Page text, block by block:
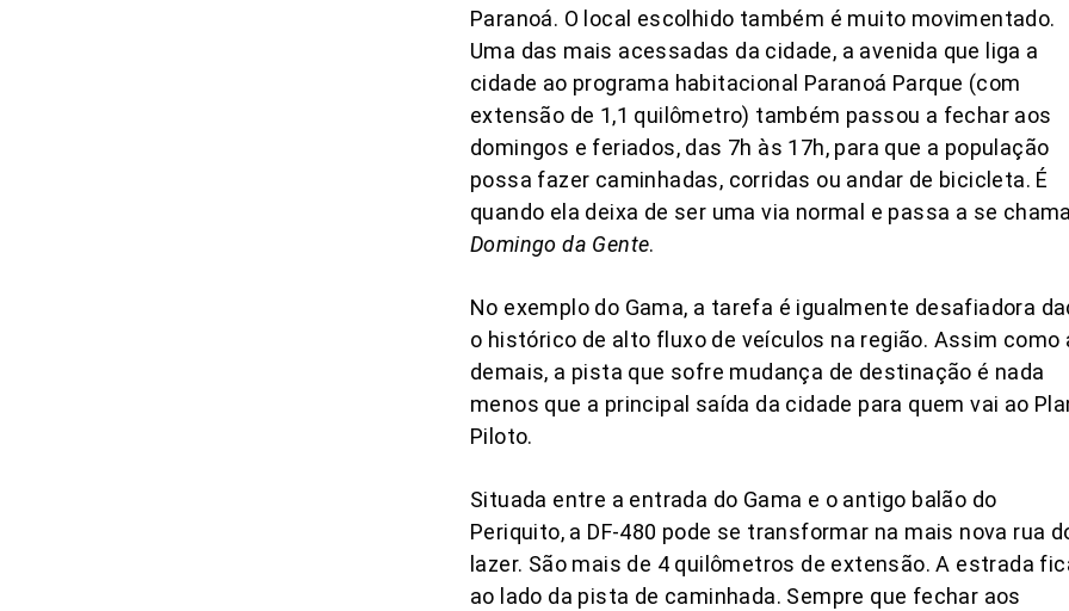
Paranoá. O local escolhido também é muito movimentado.
Uma das mais acessadas da cidade, a avenida que liga a
cidade ao programa habitacional Paranoá Parque (com
extensão de 1,1 quilômetro) também passou a fechar aos
domingos e feriados, das 7h às 17h, para que a população
possa fazer caminhadas, corridas ou andar de bicicleta. É
quando ela deixa de ser uma via normal e passa a se
Domingo da Gente.
No exemplo do Gama, a tarefa é igualmente desafiadora
o histórico de alto fluxo de veículos na região. Assim como
demais, a pista que sofre mudança de destinação é nada
menos que a principal saída da cidade para quem vai ao
Piloto.
Situada entre a entrada do Gama e o antigo balão do
Periquito, a DF-480 pode se transformar na mais nova rua
lazer. São mais de 4 quilômetros de extensão. A estrada
ao lado da pista de caminhada. Sempre que fechar aos